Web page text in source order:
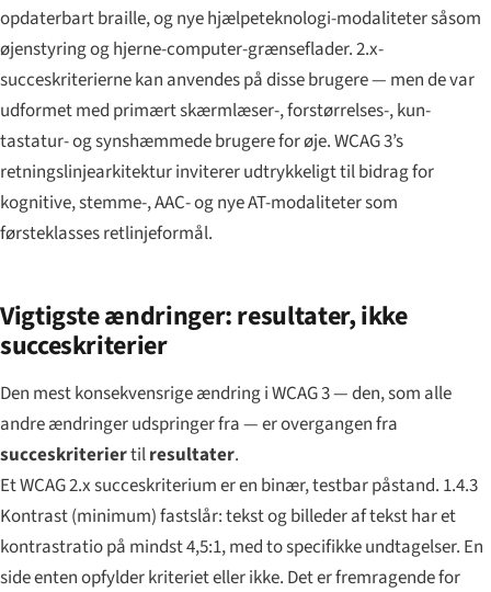
opdaterbart braille, og nye hjælpeteknologi-modaliteter såsom
øjenstyring og hjerne-computer-grænseflader. 2.x-
succeskriterierne kan anvendes på disse brugere — men de var
udformet med primært skærmlæser-, forstørrelses-, kun-
tastatur- og synshæmmede brugere for øje. WCAG 3’s
retningslinjearkitektur inviterer udtrykkeligt til bidrag for
kognitive, stemme-, AAC- og nye AT-modaliteter som
førsteklasses retlinjeformål.
Vigtigste ændringer: resultater, ikke
succeskriterier
Den mest konsekvensrige ændring i WCAG 3 — den, som alle
andre ændringer udspringer fra — er overgangen fra
succeskriteriertilresultater.
Et WCAG 2.xsucceskriteriumer en binær, testbar påstand. 1.4.3
Kontrast (minimum)fastslår: tekst og billeder af tekst har et
kontrastratio på mindst 4,5:1, med to specifikke undtagelser. En
side enten opfylder kriteriet eller ikke. Det er fremragende for